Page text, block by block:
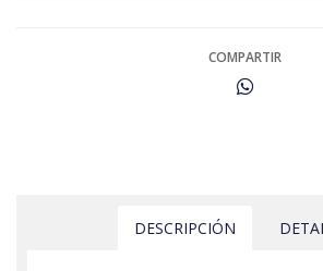
COMPARTIR
DESCRIPCIÓN